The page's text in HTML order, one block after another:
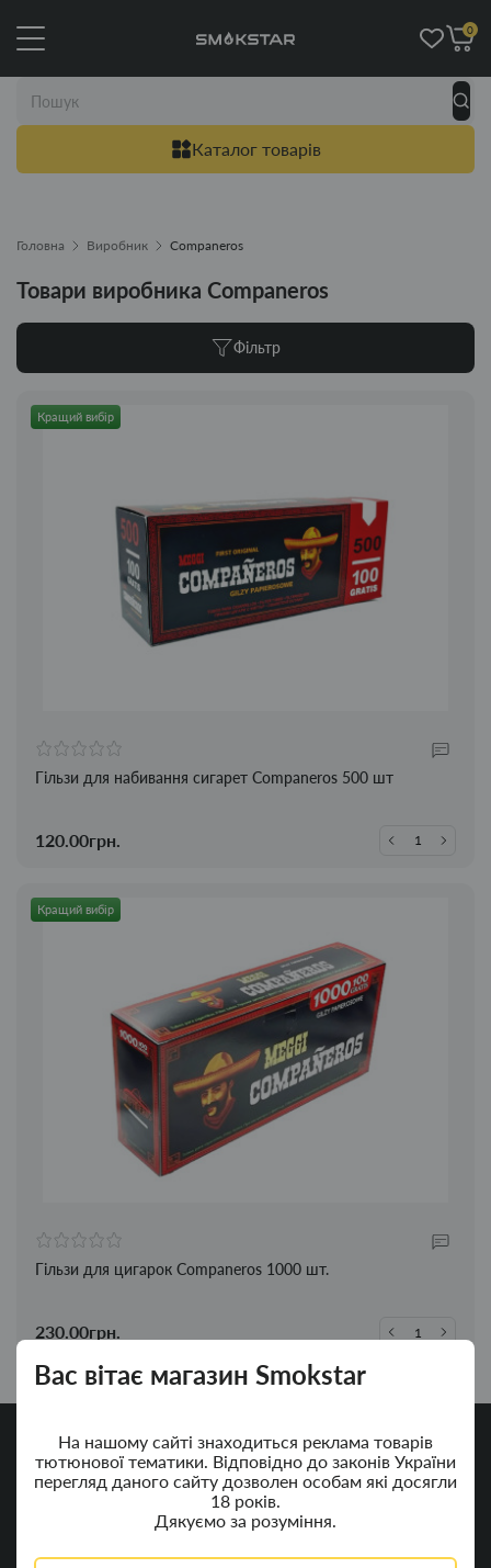
Вас вітає магазин Smokstar
На нашому сайті знаходиться реклама товарів
тютюнової тематики. Відповідно до законів України
перегляд даного сайту дозволен особам які досягли
18 років.
Дякуємо за розуміння.
Каталог товарів
0
Головна Виробник Companeros
Товари виробника Companeros
Фільтр
Кращий вибір
Гільзи для набивання сигарет Companeros 500 шт
120.00грн.
Кращий вибір
Гільзи для цигарок Companeros 1000 шт.
230.00грн.
Яготин, Київська область
Пн - Пт 8:00 - 20:00
Сб - Нд 8:00 - 17:00